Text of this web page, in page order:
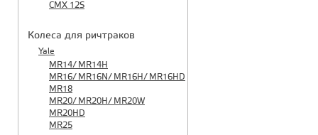
CMX 12S
Колеса для ричтраков
Yale
MR14/ MR14H
MR16/ MR16N/ MR16H/ MR16HD
MR18
MR20/ MR20H/ MR20W
MR20HD
MR25